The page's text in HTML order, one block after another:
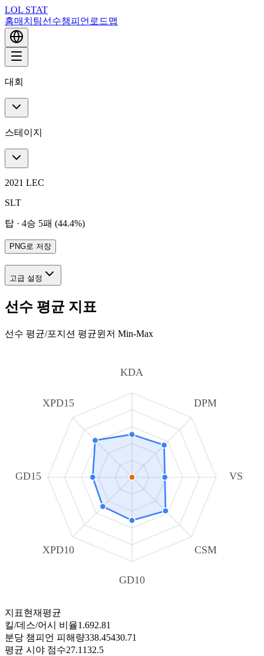
LOL STAT
홈매치 팀선수챔피언 로드맵
대회
스테이지
2021 LEC
SLT
탑 · 4승 5패 (44.4%)
PNG로 저장
고급 설정
선수 평균 지표
선수 평균/포지션 평균윈저 Min-Max
KDA
DPM
VS
CSM
GD10
XPD10
GD15
XPD15
지표현재평균
킬/데스/어시 비율1.692.81
분당 챔피언 피해량338.45430.71
평균 시야 점수27.1132.5